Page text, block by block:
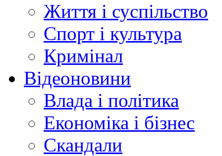
Життя і суспільство
Спорт і культура
Кримінал
Відеоновини
Влада і політика
Економіка і бізнес
Скандали